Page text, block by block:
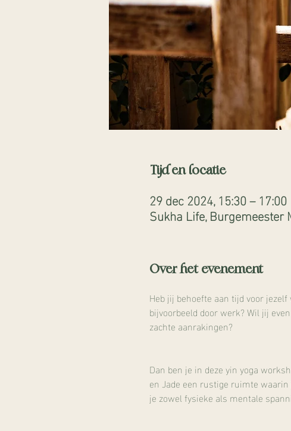
Tijd en locatie
29 dec 2024, 15:30 – 17:00
Sukha Life, Burgemeester
Over het evenement
Heb jij behoefte aan tijd voor
bijvoorbeeld door werk? Wil jij
zachte aanrakingen?
Dan ben je in deze yin yoga
en Jade een rustige ruimte
je zowel fysieke als mentale